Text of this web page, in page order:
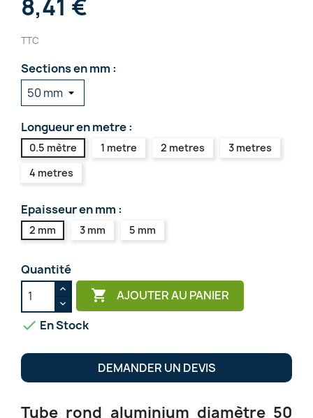
8,41 €
TTC
Sections en mm :
Longueur en metre :
0.5 mètre 1 metre 2 metres
3 metres
4 metres
Epaisseur en mm :
2 mm 3 mm 5 mm
Quantité
 AJOUTER AU PANIER
 En Stock
DEMANDER UN DEVIS
Tube rond aluminium diamètre 50